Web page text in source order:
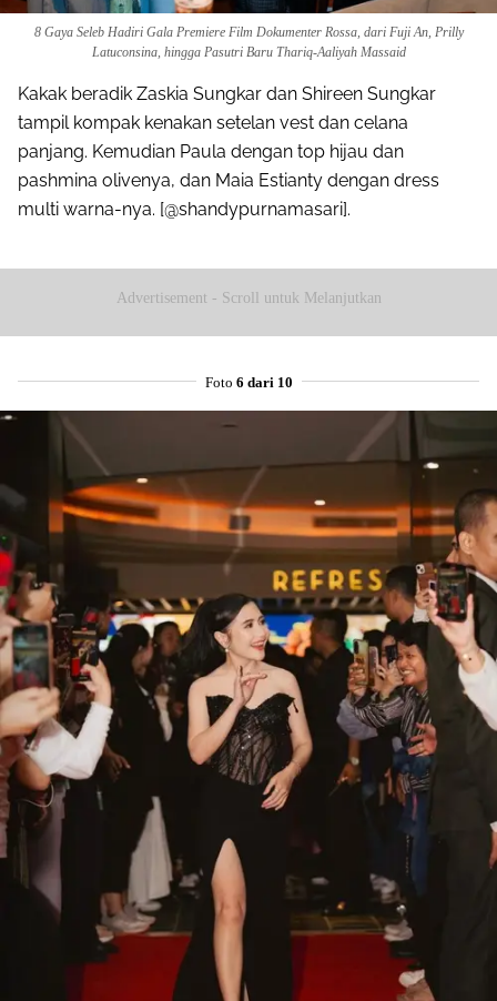
8 Gaya Seleb Hadiri Gala Premiere Film Dokumenter Rossa, dari Fuji An, Prilly
Latuconsina, hingga Pasutri Baru Thariq-Aaliyah Massaid
Kakak beradik Zaskia Sungkar dan Shireen Sungkar
tampil kompak kenakan setelan vest dan celana
panjang. Kemudian Paula dengan top hijau dan
pashmina olivenya, dan Maia Estianty dengan dress
multi warna-nya. [@shandypurnamasari].
Advertisement - Scroll untuk Melanjutkan
Foto 6 dari 10